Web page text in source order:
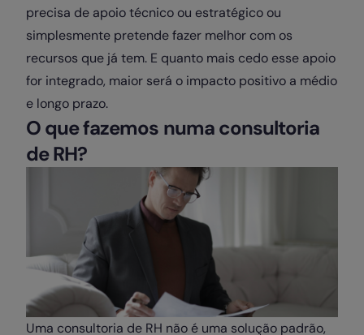
precisa de apoio técnico ou estratégico ou
simplesmente pretende fazer melhor com os
recursos que já tem. E quanto mais cedo esse apoio
for integrado, maior será o impacto positivo a médio
e longo prazo.
O que fazemos numa consultoria
de RH?
Uma consultoria de RH não é uma solução padrão,